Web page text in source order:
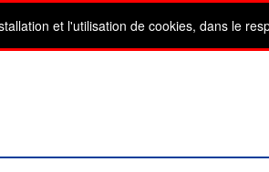
et l'utilisation de cookies, dans le